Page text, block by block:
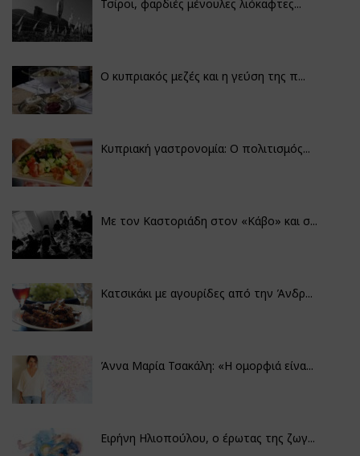
Τσίροι, φαρδιές μένουλες λιόκαφτες...
Ο κυπριακός μεζές και η γεύση της π...
Κυπριακή γαστρονομία: Ο πολιτισμός...
Με τον Καστοριάδη στον «Κάβο» και σ...
Κατσικάκι με αγουρίδες από την Άνδρ...
Άννα Μαρία Τσακάλη: «Η ομορφιά είνα...
Ειρήνη Ηλιοπούλου, ο έρωτας της ζωγ...